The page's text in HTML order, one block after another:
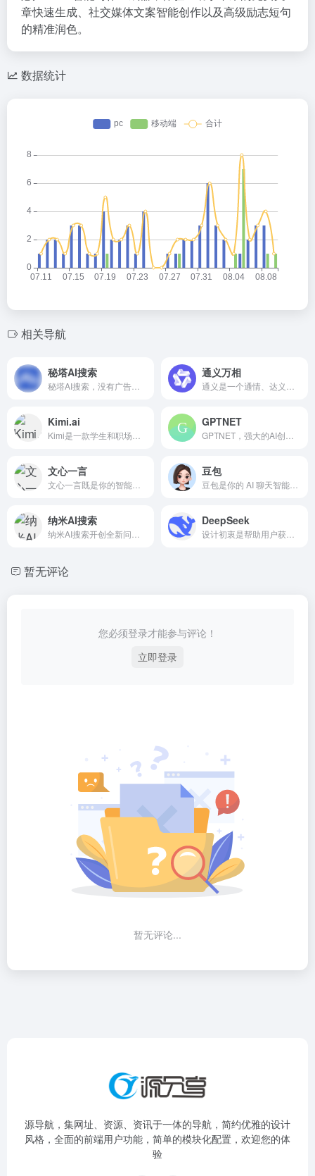
章快速生成、社交媒体文案智能创作以及高级励志短句
的精准润色。
数据统计
相关导航
秘塔AI搜索 通义万相
Kimi.ai GPTNET
文心一言 豆包
纳米AI搜索 DeepSeek
暂无评论
您必须登录才能参与评论！
立即登录
暂无评论...
源导航，集网址、资源、资讯于一体的导航，简约优雅的设计
风格，全面的前端用户功能，简单的模块化配置，欢迎您的体
验